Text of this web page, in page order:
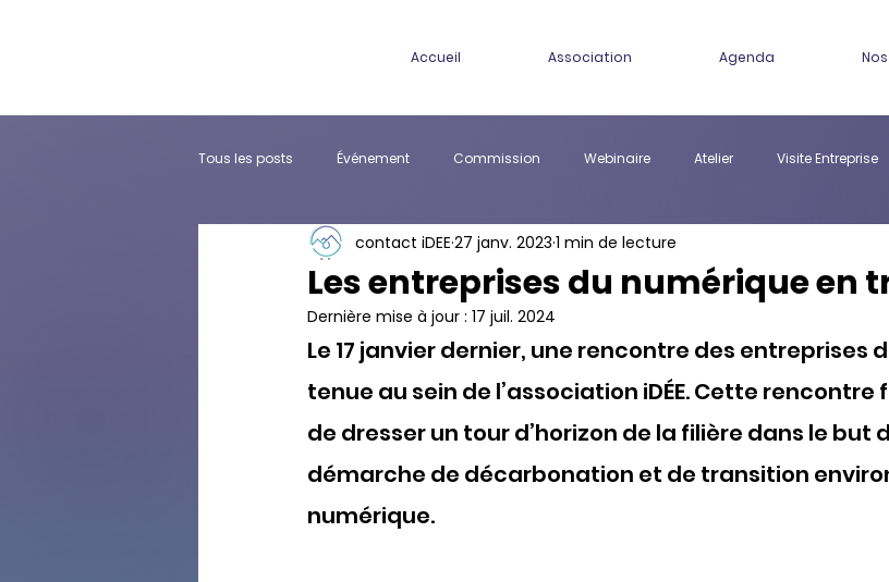
Accueil Association Agenda
Tous les posts Événement Commission Webinaire Atelier Visite Entreprise
Partenariat
Les entreprises du numérique en
contact iDEE 27 janv. 2023 1 min de lecture
Dernière mise à jour : 17 juil. 2024
Le 17 janvier dernier, une rencontre des entreprises
tenue au sein de l’association iDÉE. Cette rencontre
de dresser un tour d’horizon de la filière dans le but
démarche de décarbonation et de transition
numérique.